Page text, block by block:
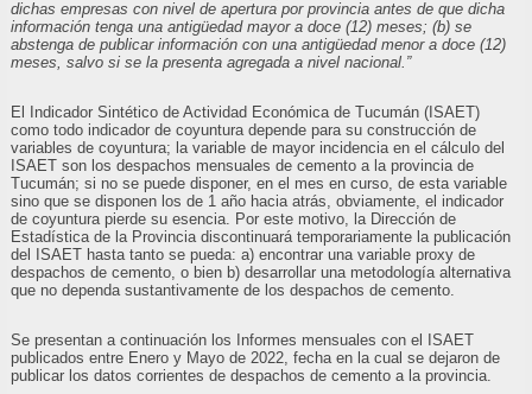
dichas empresas con nivel de apertura por provincia antes de que dicha
información tenga una antigüedad mayor a doce (12) meses; (b) se
abstenga de publicar información con una antigüedad menor a doce (12)
meses, salvo si se la presenta agregada a nivel nacional.”
El Indicador Sintético de Actividad Económica de Tucumán (ISAET)
como todo indicador de coyuntura depende para su construcción de
variables de coyuntura; la variable de mayor incidencia en el cálculo del
ISAET son los despachos mensuales de cemento a la provincia de
Tucumán; si no se puede disponer, en el mes en curso, de esta variable
sino que se disponen los de 1 año hacia atrás, obviamente, el indicador
de coyuntura pierde su esencia. Por este motivo, la Dirección de
Estadística de la Provincia discontinuará temporariamente la publicación
del ISAET hasta tanto se pueda: a) encontrar una variable proxy de
despachos de cemento, o bien b) desarrollar una metodología alternativa
que no dependa sustantivamente de los despachos de cemento.
Se presentan a continuación los Informes mensuales con el ISAET
publicados entre Enero y Mayo de 2022, fecha en la cual se dejaron de
publicar los datos corrientes de despachos de cemento a la provincia.